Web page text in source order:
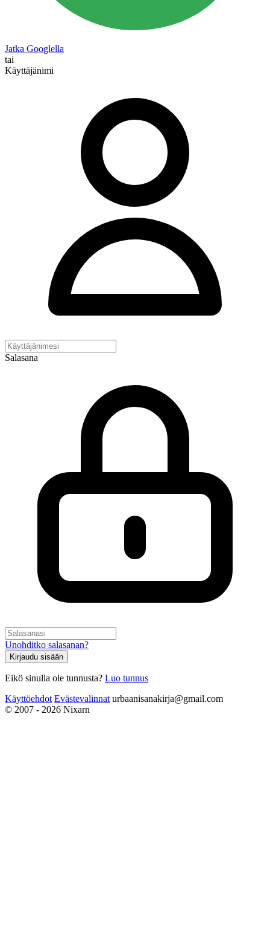
Jatka Googlella
tai
Käyttäjänimi
Salasana
Unohditko salasanan?
Kirjaudu sisään
Eikö sinulla ole tunnusta? Luo tunnus
Käyttöehdot Evästevalinnat urbaanisanakirja@gmail.com
© 2007 - 2026 Nixarn